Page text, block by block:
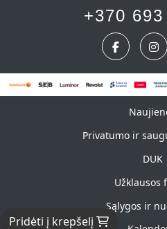
Pridėti į krepšelį
+370
Privatumo ir
DUK
Užklausos
Sąlygos ir